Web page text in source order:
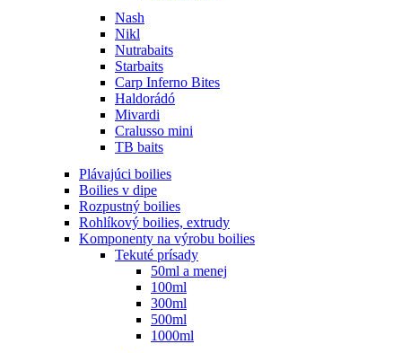
Nash
Nikl
Nutrabaits
Starbaits
Carp Inferno Bites
Haldorádó
Mivardi
Cralusso mini
TB baits
Plávajúci boilies
Boilies v dipe
Rozpustný boilies
Rohlíkový boilies, extrudy
Komponenty na výrobu boilies
Tekuté prísady
50ml a menej
100ml
300ml
500ml
1000ml